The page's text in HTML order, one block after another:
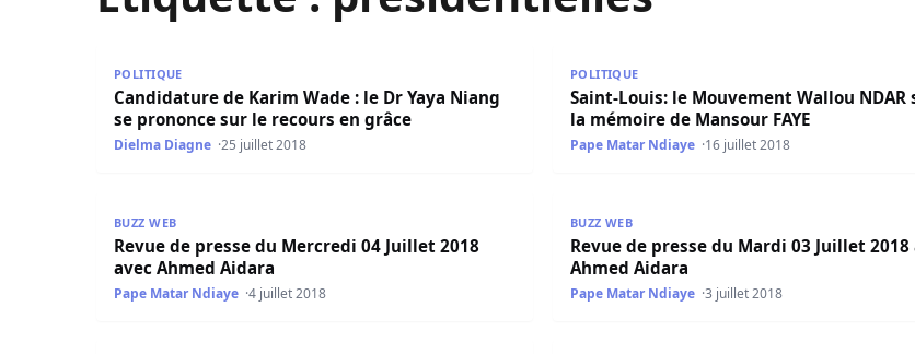
POLITIQUE
Candidature de Karim Wade : le Dr Yaya Niang
se prononce sur le recours en grâce
Dielma Diagne 25 juillet 2018
POLITIQUE
Saint-Louis: le Mouvement Wallou NDAR
la mémoire de Mansour FAYE
Pape Matar Ndiaye 16 juillet 2018
BUZZ WEB
Revue de presse du Mercredi 04 Juillet 2018
avec Ahmed Aidara
Pape Matar Ndiaye 4 juillet 2018
BUZZ WEB
Revue de presse du Mardi 03 Juillet 2018
Ahmed Aidara
Pape Matar Ndiaye 3 juillet 2018